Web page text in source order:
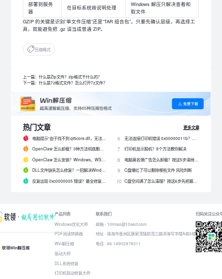
部署到服务
器
在目标系统按说明处理
Windows 解压只解决查看和
取文件
GZIP 的关键是识别“单文件压缩”还是“TAR 组合包”。只要先确认层级，再选择工
具，就能避免把 .gz 误当成普通 ZIP。
压缩格式
上一篇：什么是Zip文件？zip格式干什么的？
下一篇：什么是7z格式文件？怎么打开7z文件？
热门文章
更多文章
电脑提示“由于找不到 qt5core.dll，无法继续执行代码”？4 招快速修复！
OpenClaw 怎么卸载？3种方法彻底删除 OpenClaw 及残留数据
OpenClaw 怎么安装？Windows、WSL2 和网关配置完整教程
DLL文件缺失怎么修复？一招解决Windows启动报错问题！
反复出现 0xc0000005 错误？最全修复教程来了！
6
7 打印机显示脱机？9个方法教你解决
8
9 C盘爆红了可以删除哪些文件 风险判断
10
产品列表
Windows优化大师
PDF阅读转换器
Win解压缩
驱动大师
DLL系统修复
打印机驱动修复大师
联系我们
邮箱 - 10miao@10sect.com
地址 - 珠海市香洲区唐家湾镇前湾三路滨海写字楼A栋5楼
电话 - 86-18902878311
扫码关注公众